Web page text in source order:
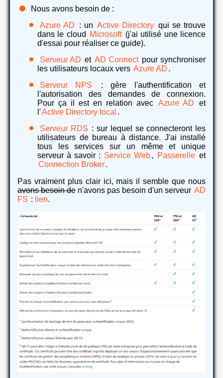
Nous avons besoin de :
Azure AD
: un Active Directory qui se trouve
dans le cloud
Microsoft (j'ai utilisé une licence
d'essai pour réaliser ce guide).
Serveur AD et AD Connect pour synchroniser
les utilisateurs locaux vers Azure AD .
Serveur NPS
: gère l'authentification et
l'autorisation des demandes de connexion.
Pour ça il est en relation avec Azure AD
et
l'Active Directory local .
Serveur RDS : sur lequel se connecteront les
utilisateurs de bureau à distance. J'ai installé
tous les services sur un même et unique
serveur à savoir : Service Web, Passerelle et
Connection Broker.
Pas vraiment plus clair ici, mais il semble que nous
avons besoin de n'avons pas besoin d'un serveur AD
FS : lien.